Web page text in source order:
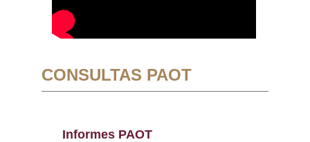
CONSULTAS PAOT
Informes PAOT